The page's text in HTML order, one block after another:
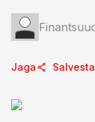
Jaga Salvesta